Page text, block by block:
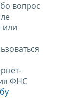
вопрос
или
ФНС